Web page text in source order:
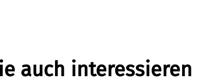
auch interessieren